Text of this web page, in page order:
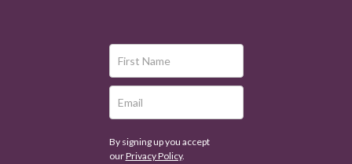
By signing up you accept
ourPrivacy Policy.